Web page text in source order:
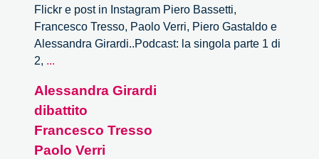
Flickr e post in Instagram Piero Bassetti,
Francesco Tresso, Paolo Verri, Piero Gastaldo e
Alessandra Girardi..Podcast: la singola parte 1 di
2, ...
specchio
di
Alice
al
Alessandra Girardi
dibattito
Francesco Tresso
Paolo Verri